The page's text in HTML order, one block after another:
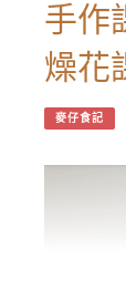
手作
燥花
麥仔食記